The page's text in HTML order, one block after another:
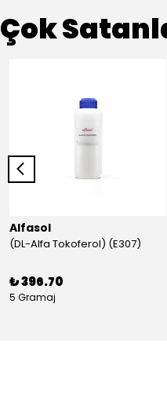
Çok
Alfasol
(DL-Alfa Tokoferol) (E307)
₺ 396.70
5 Gramaj